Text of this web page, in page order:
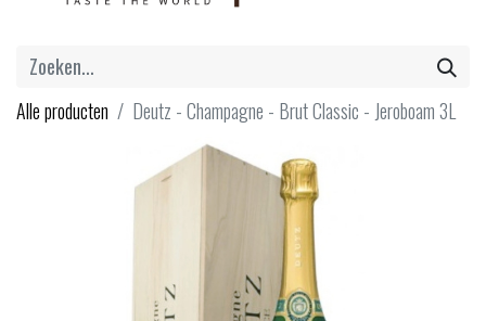
Alle producten Deutz - Champagne - Brut Classic - Jeroboam 3L